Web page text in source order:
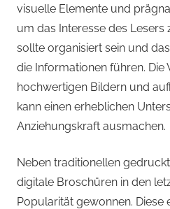
visuelle Elemente und
um das Interesse des Lesers
sollte organisiert sein und
die Informationen führen. Die
hochwertigen Bildern und
kann einen erheblichen
Anziehungskraft ausmachen.
Neben traditionellen
digitale Broschüren in den
Popularität gewonnen. Diese